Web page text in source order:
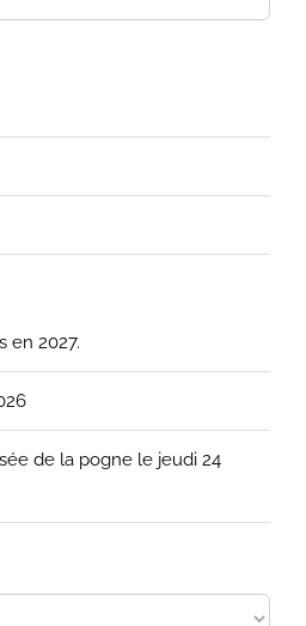
en 2027.
de la pogne le jeudi 24